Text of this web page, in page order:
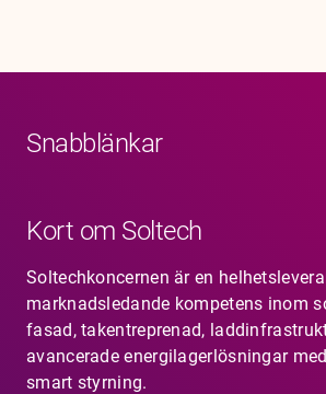
Snabblänkar
Kort om Soltech
Soltechkoncernen är en
marknadsledande kompetens inom
fasad, takentreprenad,
avancerade energilagerlösningar
smart styrning.